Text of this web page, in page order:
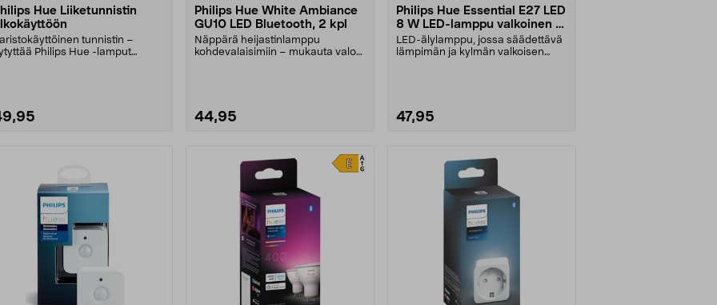
Hue Liiketunnistin
tunnistin –
Philips Hue -lamput
Philips Hue White Ambiance
GU10 LED Bluetooth, 2 kpl
Näppärä heijastinlamppu
kohdevalaisimiin – mukauta valoa
44,95
Philips Hue Essential E27 LED
8 W LED-lamppu valkoinen ja
värillinen valo, 2 kpl
LED-älylamppu, jossa säädettävä
lämpimän ja kylmän valkoisen
47,95